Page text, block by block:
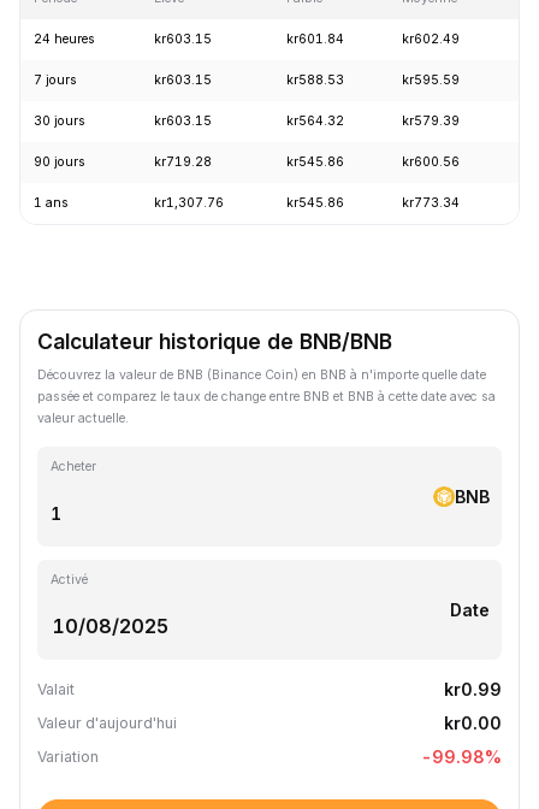
24 heures kr603.15 kr601.84 kr602.49
7 jours kr603.15 kr588.53 kr595.59
30 jours kr603.15 kr564.32 kr579.39
90 jours kr719.28 kr545.86 kr600.56
1 ans kr1,307.76 kr545.86 kr773.34
Calculateur historique de BNB/BNB
Découvrez la valeur de BNB (Binance Coin) en BNB à n'importe quelle date
passée et comparez le taux de change entre BNB et BNB à cette date avec sa
valeur actuelle.
Acheter
BNB
Activé
Date
Valait kr0.99
Valeur d'aujourd'hui kr0.00
Variation -99.98%